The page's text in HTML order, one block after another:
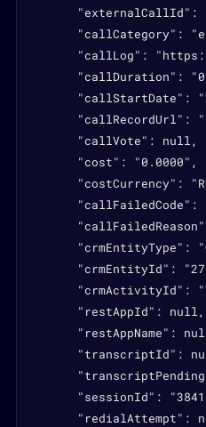
"externalCallId":
"callCategory":
"callLog":
"callDuration":
"callStartDate":
"callRecordUrl":
      "callVote": null,
      "cost": "0.0000",
"costCurrency":
"callFailedCode":
"crmEntityType":
"crmEntityId":
"crmActivityId":
      "restAppId": null,
"restAppName":
"transcriptId":
"sessionId":
"redialAttempt":